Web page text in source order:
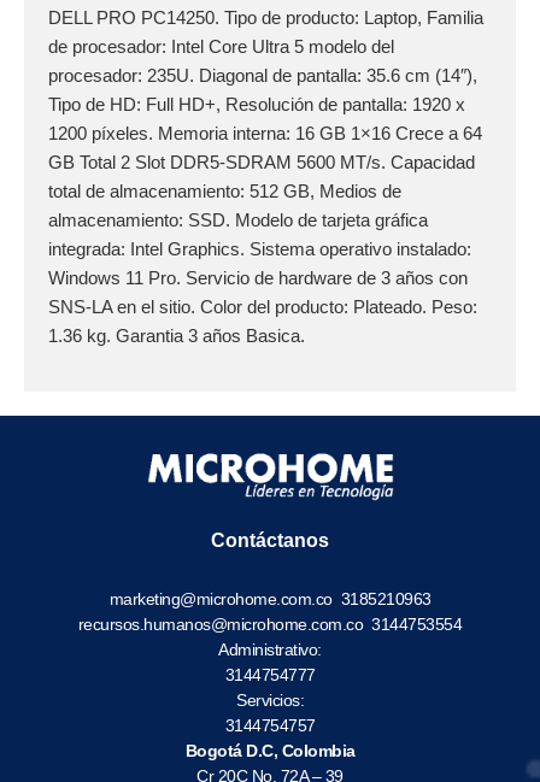
DELL PRO PC14250. Tipo de producto: Laptop, Familia
de procesador: Intel Core Ultra 5 modelo del
procesador: 235U. Diagonal de pantalla: 35.6 cm (14″),
Tipo de HD: Full HD+, Resolución de pantalla: 1920 x
1200 píxeles. Memoria interna: 16 GB 1×16 Crece a 64
GB Total 2 Slot DDR5-SDRAM 5600 MT/s. Capacidad
total de almacenamiento: 512 GB, Medios de
almacenamiento: SSD. Modelo de tarjeta gráfica
integrada: Intel Graphics. Sistema operativo instalado:
Windows 11 Pro. Servicio de hardware de 3 años con
SNS-LA en el sitio. Color del producto: Plateado. Peso:
1.36 kg. Garantia 3 años Basica.
Contáctanos
marketing@microhome.com.co 3185210963
recursos.humanos@microhome.com.co3144753554
Administrativo:
3144754777
Servicios:
3144754757
Bogotá D.C, Colombia
Cr 20C No. 72A – 39